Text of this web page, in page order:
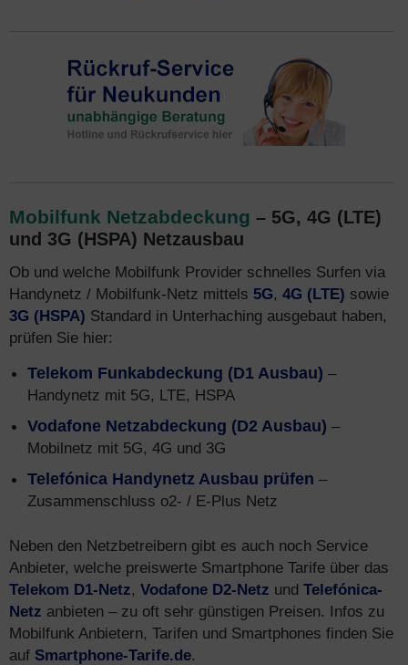
Mobilfunk Netzabdeckung – 5G, 4G (LTE)
und 3G (HSPA) Netzausbau
Ob und welche Mobilfunk Provider schnelles Surfen via
Handynetz / Mobilfunk-Netz mittels 5G, 4G (LTE) sowie
3G (HSPA) Standard in Unterhaching ausgebaut haben,
prüfen Sie hier:
Telekom Funkabdeckung (D1 Ausbau) –
Handynetz mit 5G, LTE, HSPA
Vodafone Netzabdeckung (D2 Ausbau) –
Mobilnetz mit 5G, 4G und 3G
Telefónica Handynetz Ausbau prüfen –
Zusammenschluss o2- / E-Plus Netz
Neben den Netzbetreibern gibt es auch noch Service
Anbieter, welche preiswerte Smartphone Tarife über das
Telekom D1-Netz, Vodafone D2-Netz und Telefónica-
Netz anbieten – zu oft sehr günstigen Preisen. Infos zu
Mobilfunk Anbietern, Tarifen und Smartphones finden Sie
auf Smartphone-Tarife.de.